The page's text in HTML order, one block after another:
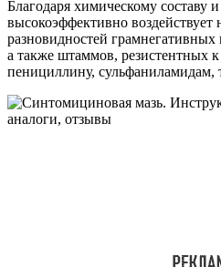
Благодаря химическому составу
высокоэффективно воздействует
разновидностей
а также штаммов, резистентных
пенициллину, сульфаниламидам,